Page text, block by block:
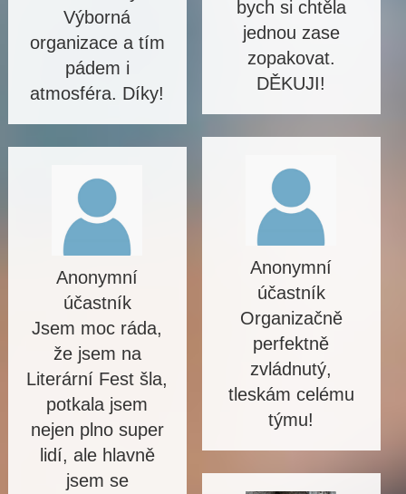
Výborná
organizace a tím
pádem i
atmosféra. Díky!
bych si chtěla
jednou zase
zopakovat.
DĚKUJI!
Anonymní
účastník
Organizačně
perfektně
zvládnutý,
tleskám celému
týmu!
Anonymní
účastník
Jsem moc ráda,
že jsem na
Literární Fest šla,
potkala jsem
nejen plno super
lidí, ale hlavně
jsem se